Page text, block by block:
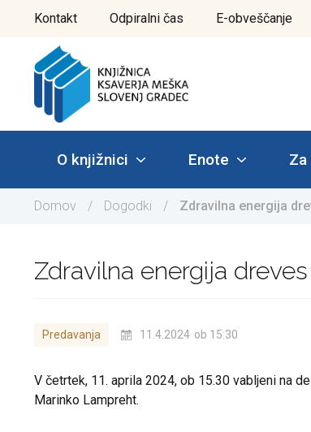
Kontakt Odpiralni čas E-obveščanje
O knjižnici Enote
Domov / Dogodki / Zdravilna energija
Zdravilna energija dreves
Predavanja 11.4.2024 ob 15:30
V četrtek, 11. aprila 2024, ob 15.30 vabljeni na
Marinko Lampreht.